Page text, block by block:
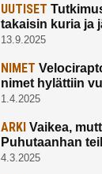
UUTISET
takaisin kuria ja
13.9.2025
NIMET
nimet hylättiin
1.4.2025
ARKI Vaikea,
Puhutaanhan
4.3.2025